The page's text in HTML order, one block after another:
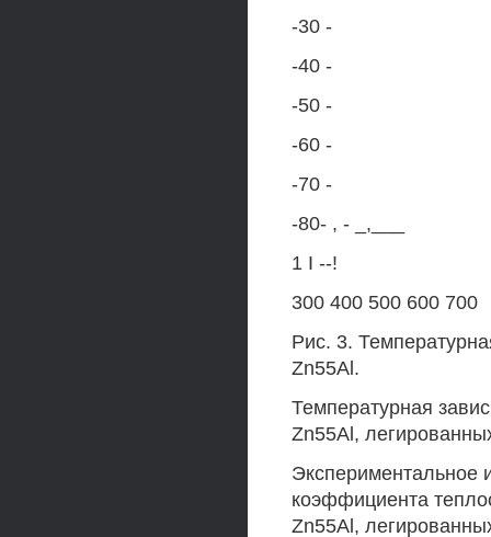
-30 -
-40 -
-50 -
-60 -
-70 -
-80- , - _,___
1 I --!
300 400 500 600 700
Рис. 3.
Zn55Al.
Температурная
Zn55Al,
Экспериментальное
коэффициента
Zn55Al,